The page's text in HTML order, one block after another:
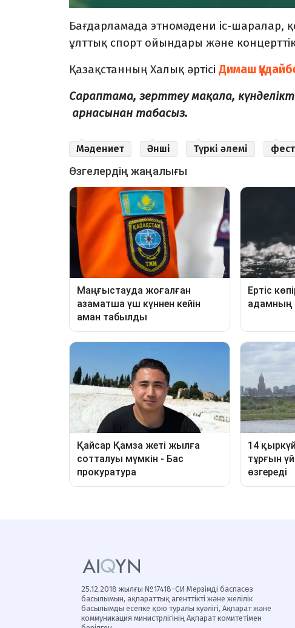
Бағдарламада этномәдени іс-шаралар,
ұлттық спорт ойындары және
Қазақстанның Халық әртісі Димаш
Сараптама, зерттеу мақала,
арнасынан табасыз.
Мәдениет Әнші Түркі әлемі
25.12.2018 жылғы №17418-СИ Мерзімді баспасөз
басылымын, ақпараттық агенттікті және желілік
басылымды есепке қою туралы куәлігі, Ақпарат және
коммуникация министрлігінің Ақпарат комитетімен